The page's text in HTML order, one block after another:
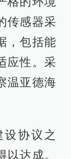
传感器采
，包括能
应性。采
温亚德海
协议之
达成。